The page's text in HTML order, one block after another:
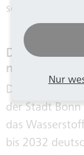
sowie
Das Ziel ist
nach Bonn
Die Stadtwerke
der Stadt
das
bis 2032
Nur